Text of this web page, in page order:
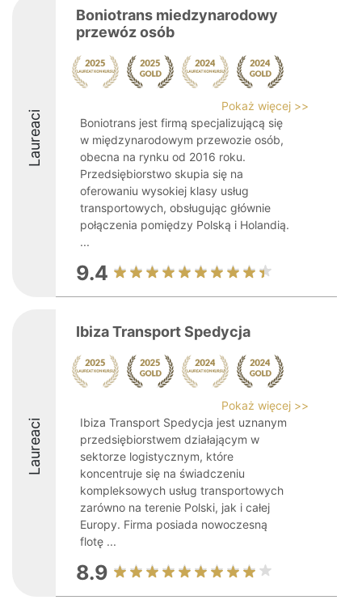
Laureaci
Boniotrans miedzynarodowy
przewóz osób
Pokaż więcej >>
Boniotrans jest firmą specjalizującą się
w międzynarodowym przewozie osób,
obecna na rynku od 2016 roku.
Przedsiębiorstwo skupia się na
oferowaniu wysokiej klasy usług
transportowych, obsługując głównie
połączenia pomiędzy Polską i Holandią.
...
9.4
Laureaci
Ibiza Transport Spedycja
Pokaż więcej >>
Ibiza Transport Spedycja jest uznanym
przedsiębiorstwem działającym w
sektorze logistycznym, które
koncentruje się na świadczeniu
kompleksowych usług transportowych
zarówno na terenie Polski, jak i całej
Europy. Firma posiada nowoczesną
flotę ...
8.9